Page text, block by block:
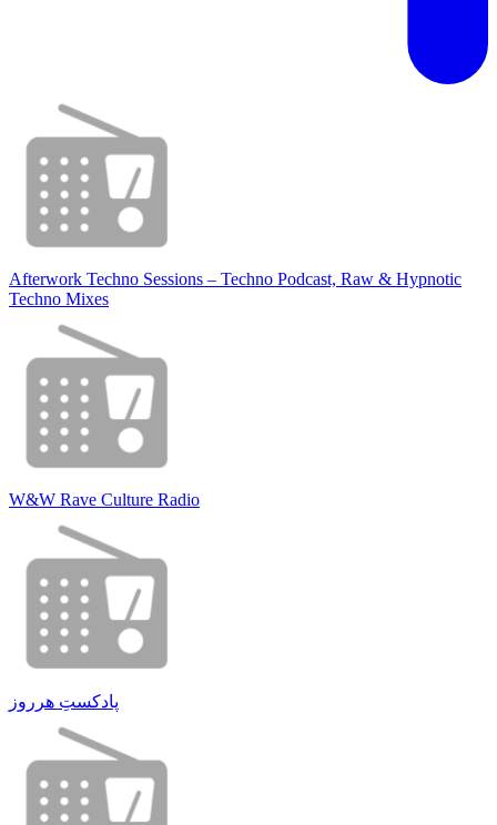
Afterwork Techno Sessions – Techno Podcast, Raw & Hypnotic
Techno Mixes
W&W Rave Culture Radio
پادکستِ هرروز